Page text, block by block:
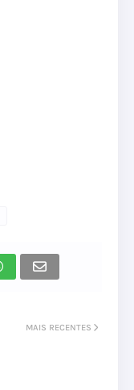
MAIS RECENTES